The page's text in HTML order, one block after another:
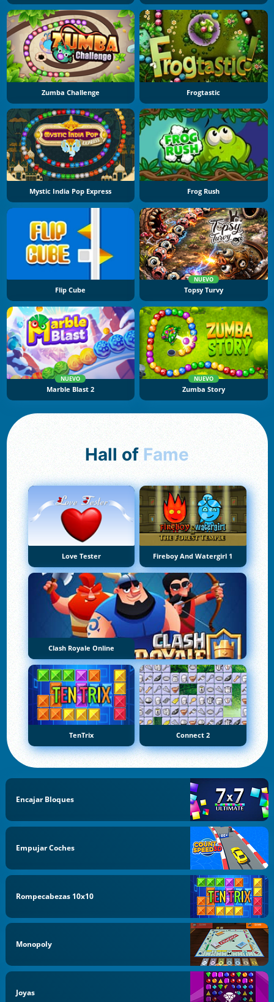
Zumba Challenge Frogtastic
Mystic India Pop Express Frog Rush
Flip Cube
NUEVO
Topsy Turvy
NUEVO
Marble Blast 2
NUEVO
Zumba Story
Hall of Fame
Love Tester Fireboy And Watergirl 1
Clash Royale Online
TenTrix Connect 2
Encajar Bloques
Empujar Coches
Rompecabezas 10x10
Monopoly
Joyas